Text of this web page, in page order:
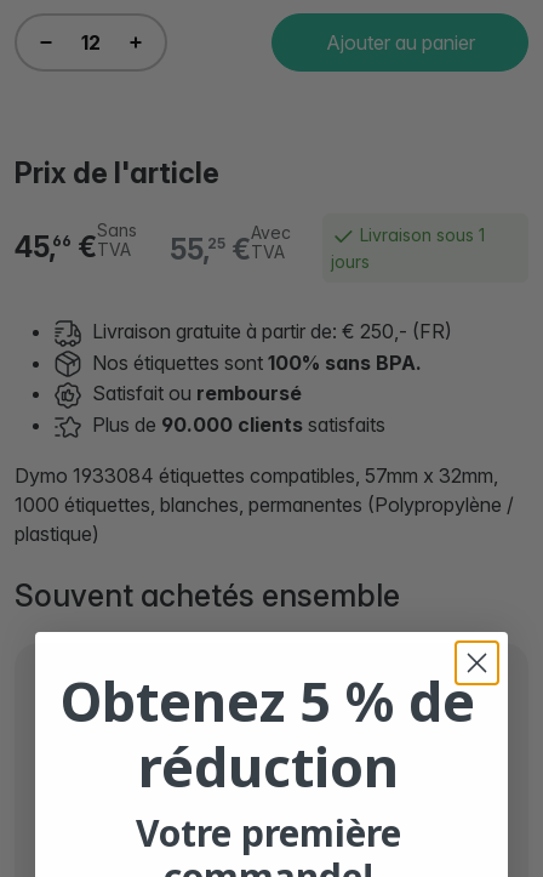
Ajouter au panier
Prix de l'article
55,25€Avec
TVA
45,66 €Sans
TVA
Livraison sous 1
jours
Livraison gratuite à partir de: € 250,- (FR)
Nos étiquettes sont 100% sans BPA.
Satisfait ou remboursé
Plus de 90.000 clients satisfaits
Dymo 1933084 étiquettes compatibles, 57mm x 32mm,
1000 étiquettes, blanches, permanentes (Polypropylène /
plastique)
Souvent achetés ensemble
Obtenez 5 % de
réduction
Votre première